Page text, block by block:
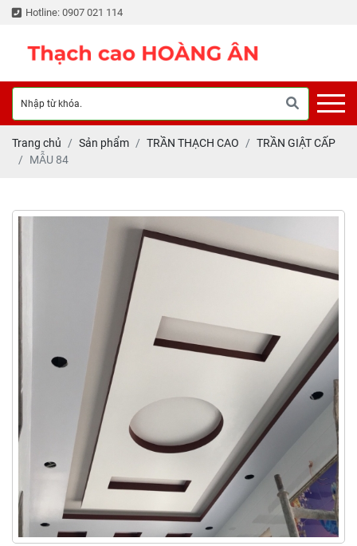
Hotline: 0907 021 114
Trang chủ Sản phẩm TRẦN THẠCH CAO
TRẦN GIẬT CẤP
MẪU 84